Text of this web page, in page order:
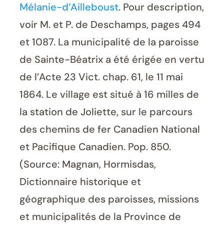
Mélanie-d’Ailleboust. Pour description,
voir M. et P. de Deschamps, pages 494
et 1087. La municipalité de la paroisse
de Sainte-Béatrix a été érigée en vertu
de l’Acte 23 Vict. chap. 61, le 11 mai
1864. Le village est situé à 16 milles de
la station de Joliette, sur le parcours
des chemins de fer Canadien National
et Pacifique Canadien. Pop. 850.
(Source: Magnan, Hormisdas,
Dictionnaire historique et
géographique des paroisses, missions
et municipalités de la Province de